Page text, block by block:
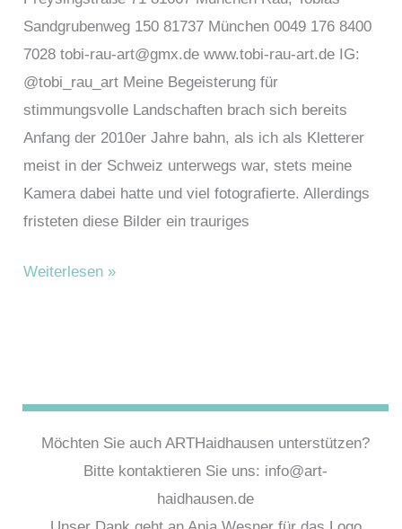
Sandgrubenweg 150 81737 München 0049 176 8400
7028 tobi-rau-art@gmx.de www.tobi-rau-art.de IG:
@tobi_rau_art Meine Begeisterung für
stimmungsvolle Landschaften brach sich bereits
Anfang der 2010er Jahre bahn, als ich als Kletterer
meist in der Schweiz unterwegs war, stets meine
Kamera dabei hatte und viel fotografierte. Allerdings
fristeten diese Bilder ein trauriges
Rau,
Weiterlesen »
Möchten Sie auch ARTHaidhausen unterstützen?
Bitte kontaktieren Sie uns: info@art-
haidhausen.de